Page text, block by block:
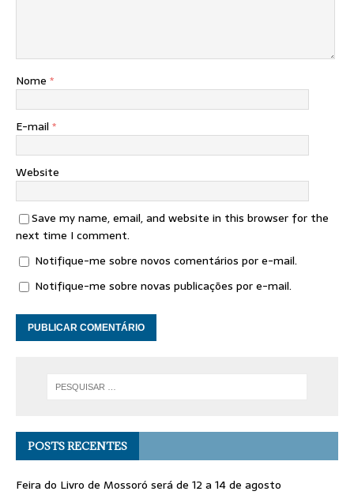
Nome *
E-mail *
Website
Save my name, email, and website in this browser for the
next time I comment.
Notifique-me sobre novos comentários por e-mail.
Notifique-me sobre novas publicações por e-mail.
POSTS RECENTES
Feira do Livro de Mossoró será de 12 a 14 de agosto